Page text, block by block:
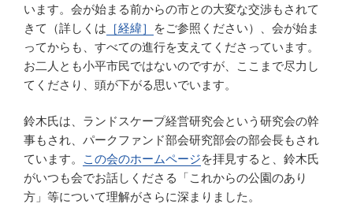
います。会が始まる前からの市との大変な交渉もされて
きて（詳しくは ［経緯］
をご参照ください）、会が始ま
ってからも、すべての進行を支えてくださっています。
お二人とも小平市民ではないのですが、ここまで尽力し
てくださり、頭が下がる思いでいます。
鈴木氏は、ランドスケープ経営研究会という研究会の幹
事もされ、パークファンド部会研究部会の部会長もされ
ています。
この会のホームページを拝見すると、鈴木氏
がいつも会でお話しくださる「これからの公園のあり
方」等について理解がさらに深まりました。